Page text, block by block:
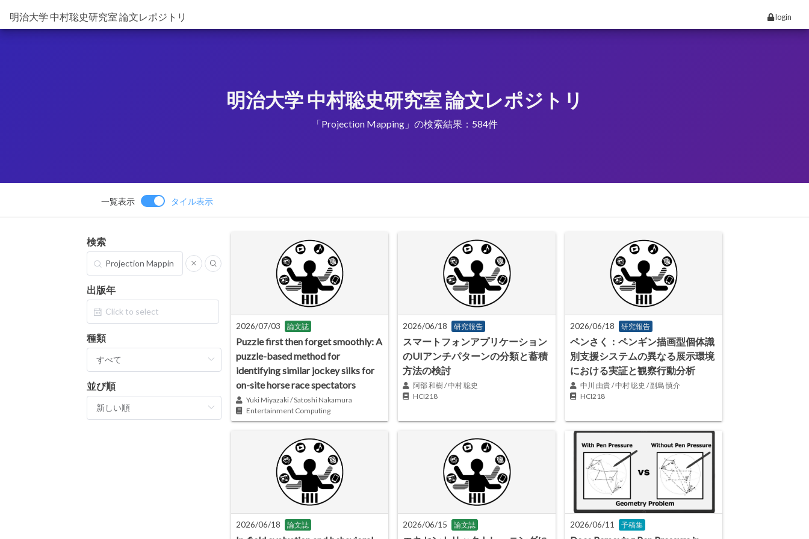
明治大学 中村聡史研究室 論文レポジトリ login
明治大学 中村聡史研究室 論文レポジトリ
「Projection Mapping」の検索結果：584件
一覧表示 タイル表示
検索
出版年
種類
並び順
2026/07/03 論文誌
Puzzle first then forget smoothly: A
puzzle-based method for
identifying similar jockey silks for
on-site horse race spectators
Yuki Miyazaki / Satoshi Nakamura
Entertainment Computing
2026/06/18 研究報告
スマートフォンアプリケーション
のUIアンチパターンの分類と蓄積
方法の検討
阿部 和樹 / 中村 聡史
HCI218
2026/06/18 研究報告
ペンさく：ペンギン描画型個体識
別支援システムの異なる展示環境
における実証と観察行動分析
中川 由貴 / 中村 聡史 / 副島 慎介
HCI218
2026/06/18 論文誌 2026/06/15 論文誌 2026/06/11 予稿集